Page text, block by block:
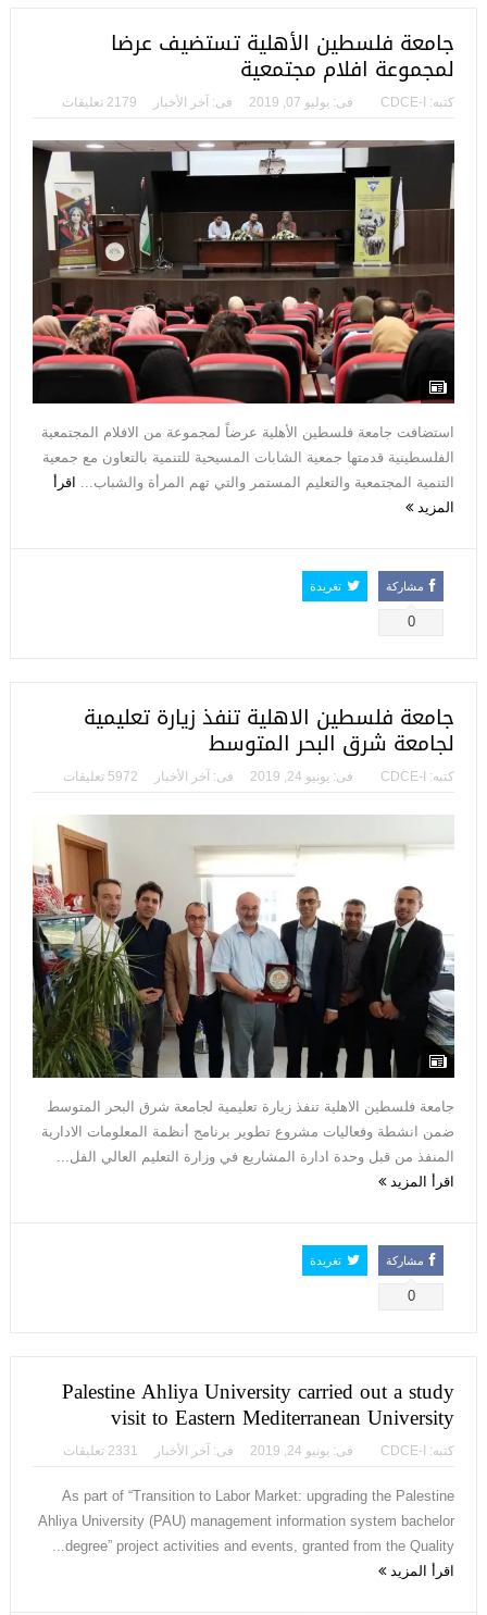
جامعة فلسطين الأهلية تستضيف عرضا
لمجموعة افلام مجتمعية
كتبه: CDCE-I فى: يوليو 07, 2019 فى: آخر الأخبار 2179 تعليقات
استضافت جامعة فلسطين الأهلية عرضاً لمجموعة من الافلام المجتمعية
الفلسطينية قدمتها جمعية الشابات المسيحية للتنمية بالتعاون مع جمعية
التنمية المجتمعية والتعليم المستمر والتي تهم المرأة والشباب...
اقرأ
المزيد
مشاركة
0
تغريدة
جامعة فلسطين الاهلية تنفذ زيارة تعليمية
لجامعة شرق البحر المتوسط
كتبه: CDCE-I فى: يونيو 24, 2019 فى: آخر الأخبار 5972 تعليقات
جامعة فلسطين الاهلية تنفذ زيارة تعليمية لجامعة شرق البحر المتوسط
ضمن انشطة وفعاليات مشروع تطوير برنامج أنظمة المعلومات الادارية
المنفذ من قبل وحدة ادارة المشاريع في وزارة التعليم العالي الفل...
اقرأ المزيد
مشاركة
0
تغريدة
Palestine Ahliya University carried out a study
visit to Eastern Mediterranean University
كتبه: CDCE-I فى: يونيو 24, 2019 فى: آخر الأخبار 2331 تعليقات
As part of “Transition to Labor Market: upgrading the Palestine
Ahliya University (PAU) management information system bachelor
degree” project activities and events, granted from the Quality...
اقرأ المزيد